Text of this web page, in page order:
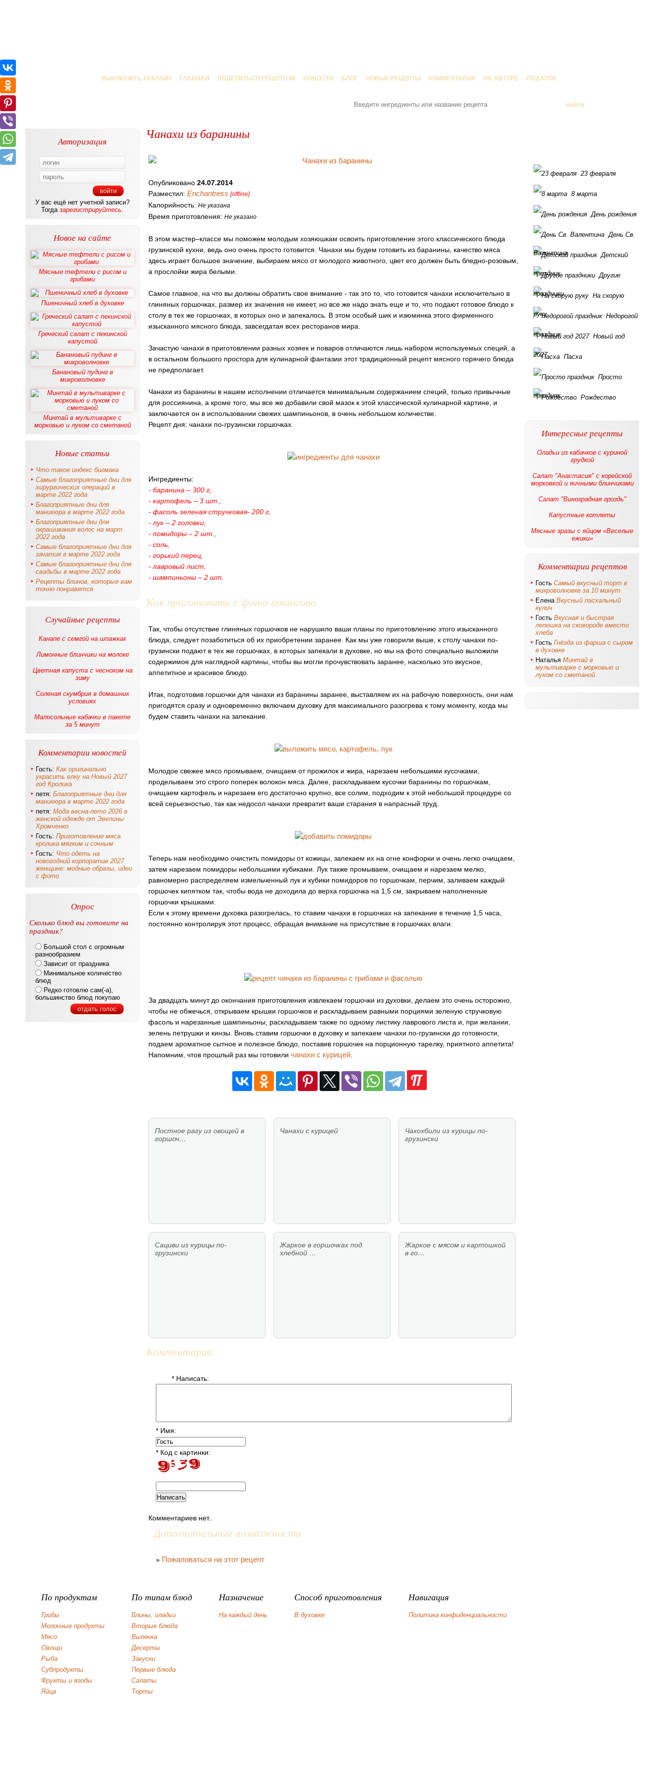
ВЫКЛЮЧИТЬ РЕКЛАМУ ГЛАВНАЯ ПОДЕЛИТЬСЯ РЕЦЕПТОМ НОВОСТИ БЛОГ НОВЫЕ РЕЦЕПТЫ КОММЕНТАРИИ ОБ АВТОРЕ ПОДАРОК
Авторизация
У вас ещё нет учетной записи?
Тогда зарегистрируйтесь.
Новое на сайте
Мясные тефтели с рисом и
грибами
Пшеничный хлеб в духовке
Греческий салат с пекинской
капустой
Банановый пудинг в
микроволновке
Минтай в мультиварке с
морковью и луком со сметаной
Новые статьи
Что такое индекс бигмака
Самые благоприятные дни для
хирургических операций в
марте 2022 года
Благоприятные дни для
маникюра в марте 2022 года
Благоприятные дни для
окрашивания волос на март
2022 года
Самые благоприятные дни для
зачатия в марте 2022 года
Самые благоприятные дни для
свадьбы в марте 2022 года
Рецепты блинов, которые вам
точно понравятся
Случайные рецепты
Канапе с семгой на шпажках
Лимонные блинчики на молоке
Цветная капуста с чесноком на
зиму
Соленая скумбрия в домашних
условиях
Малосольные кабачки в пакете
за 5 минут
Комментарии новостей
Гость: Как оригинально
украсить елку на Новый 2027
год Кролика
петя: Благоприятные дни для
маникюра в марте 2022 года
петя: Мода весна-лето 2026 в
женской одежде от Эвелины
Хромченко
Гость: Приготовление мяса
кролика мягким и сочным
Гость: Что одеть на
новогодний корпоратив 2027
женщине: модные образы, идеи
с фото
Опрос
Сколько блюд вы готовите на
праздник?
разнообразием
Зависит от праздника
блюд
большинство блюд покупаю
отдать голос
Чанахи из баранины
Опубликовано 24.07.2014
Разместил: Enchantress [offline]
Калорийность: Не указана
Время приготовления: Не указано
В этом мастер–классе мы поможем молодым хозяюшкам освоить приготовление этого классического блюда
грузинской кухни, ведь оно очень просто готовится. Чанахи мы будем готовить из баранины, качество мяса
здесь играет большое значение, выбираем мясо от молодого животного, цвет его должен быть бледно-розовым,
а прослойки жира белыми.
Самое главное, на что вы должны обратить свое внимание - так это то, что готовится чанахи исключительно в
глиняных горшочках, размер их значения не имеет, но все же надо знать еще и то, что подают готовое блюдо к
столу в тех же горшочках, в которых оно и запекалось. В этом особый шик и изюминка этого фирменного
изысканного мясного блюда, завсегдатая всех ресторанов мира.
Зачастую чанахи в приготовлении разных хозяек и поваров отличаются лишь набором используемых специй, а
в остальном большого простора для кулинарной фантазии этот традиционный рецепт мясного горячего блюда
не предполагает.
Чанахи из баранины в нашем исполнении отличается минимальным содержанием специй, только привычные
для россиянина, а кроме того, мы все же добавили свой мазок к этой классической кулинарной картине, и
заключается он в использовании свежих шампиньонов, в очень небольшом количестве.
Рецепт дня: чанахи по-грузински горшочках.
Ингредиенты:
- баранина – 300 г,
- картофель – 3 шт.,
- фасоль зеленая стручковая- 200 г,
- лук – 2 головки,
- помидоры – 2 шт.,
- соль,
- горький перец,
- лавровый лист,
- шампиньоны – 2 шт.
Как приготовить с фото пошагово
Так, чтобы отсутствие глиняных горшочков не нарушило ваши планы по приготовлению этого изысканного
блюда, следует позаботиться об их приобретении заранее. Как мы уже говорили выше, к столу чанахи по-
грузински подают в тех же горшочках, в которых запекали в духовке, но мы на фото специально выложили
содержимое для наглядной картины, чтобы вы могли прочувствовать заранее, насколько это вкусное,
аппетитное и красивое блюдо.
Итак, подготовив горшочки для чанахи из баранины заранее, выставляем их на рабочую поверхность, они нам
пригодятся сразу и одновременно включаем духовку для максимального разогрева к тому моменту, когда мы
будем ставить чанахи на запекание.
Молодое свежее мясо промываем, очищаем от прожилок и жира, нарезаем небольшими кусочками,
проделываем это строго поперек волокон мяса. Далее, раскладываем кусочки баранины по горшочкам,
очищаем картофель и нарезаем его достаточно крупно, все солим, подходим к этой небольшой процедуре со
всей серьезностью, так как недосол чанахи превратит ваши старания в напрасный труд.
Теперь нам необходимо очистить помидоры от кожицы, запекаем их на огне конфорки и очень легко очищаем,
затем нарезаем помидоры небольшими кубиками. Лук также промываем, очищаем и нарезаем мелко,
равномерно распределяем измельченный лук и кубики помидоров по горшочкам, перчим, заливаем каждый
горшочек кипятком так, чтобы вода не доходила до верха горшочка на 1,5 см, закрываем наполненные
горшочки крышками.
Если к этому времени духовка разогрелась, то ставим чанахи в горшочках на запекание в течение 1,5 часа,
постоянно контролируя этот процесс, обращая внимание на присутствие в горшочках влаги.
За двадцать минут до окончания приготовления извлекаем горшочки из духовки, делаем это очень осторожно,
чтобы не обжечься, открываем крышки горшочков и раскладываем равными порциями зеленую стручковую
фасоль и нарезанные шампиньоны, раскладываем также по одному листику лаврового листа и, при желании,
зелень петрушки и кинзы. Вновь ставим горшочки в духовку и запекаем чанахи по-грузински до готовности,
подаем ароматное сытное и полезное блюдо, поставив горшочек на порционную тарелку, приятного аппетита!
Напомним, чтов прошлый раз мы готовили чанахи с курицей
Постное рагу из овощей в
горшоч…
Чанахи с курицей
Чахохбили из курицы по-
грузински
Сациви из курицы по-
грузински
Жаркое в горшочках под
хлебной …
Жаркое с мясом и картошкой
в го…
Комментарии
* Написать:
* Имя:
* Код с картинки:
Комментариев нет..
Дополнительные возможности
» Пожаловаться на этот рецепт
23 февраля
8 марта
День рождения
День Св.
Валентина Детский
праздник Другие
праздники На скорую
руку Недорогой
праздник Новый год
2027 Пасха
Просто
праздник Рождество
Интересные рецепты
Оладьи из кабачков с куриной
грудкой
Салат "Анастасия" с корейской
морковкой и яичными блинчиками
Салат "Виноградная гроздь"
Капустные котлеты
Мясные зразы с яйцом «Веселые
ежики»
Комментарии рецептов
Гость Самый вкусный торт в
микроволновке за 10 минут
Елена Вкусный пасхальный
кулич
Гость Вкусная и быстрая
лепешка на сковороде вместо
хлеба
Гость Гнёзда из фарша с сыром
в духовке
Наталья Минтай в
мультиварке с морковью и
луком со сметаной
По продуктам
Грибы
Молочные продукты
Мясо
Овощи
Рыба
Субпродукты
Фрукты и ягоды
Яйца
По типам блюд
Блины, оладьи
Вторые блюда
Выпечка
Десерты
Закуски
Первые блюда
Салаты
Торты
Назначение
На каждый день
Способ приготовления
В духовке
Навигация
Политика конфиденциальности